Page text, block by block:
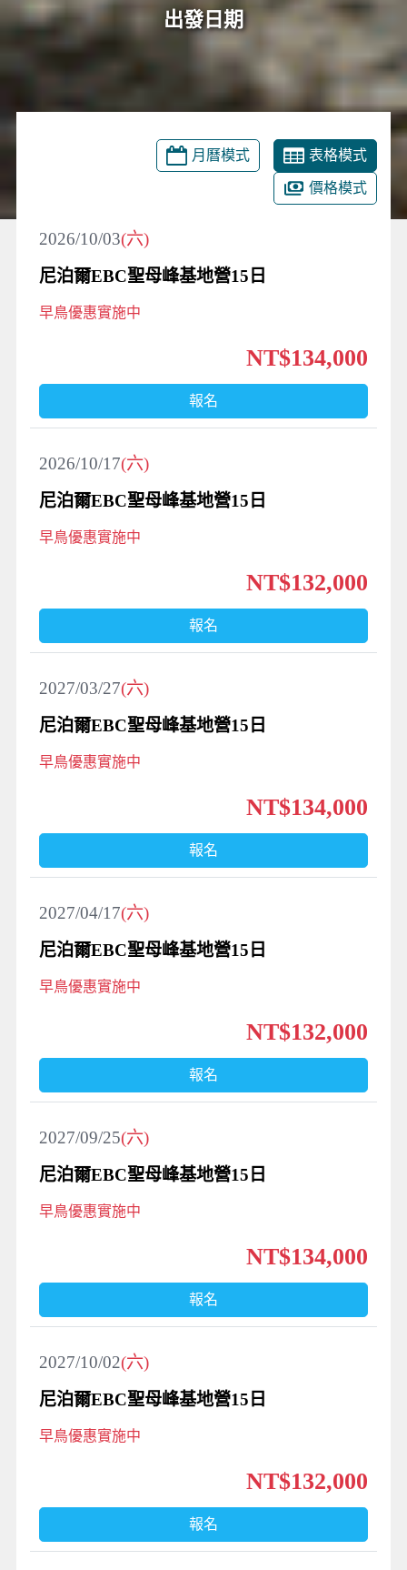
出發日期
月曆模式 表格模式
價格模式
2026/10/03(六)
尼泊爾EBC聖母峰基地營15日
早鳥優惠實施中
NT$134,000
報名
2026/10/17(六)
尼泊爾EBC聖母峰基地營15日
早鳥優惠實施中
NT$132,000
報名
2027/03/27(六)
尼泊爾EBC聖母峰基地營15日
早鳥優惠實施中
NT$134,000
報名
2027/04/17(六)
尼泊爾EBC聖母峰基地營15日
早鳥優惠實施中
NT$132,000
報名
2027/09/25(六)
尼泊爾EBC聖母峰基地營15日
早鳥優惠實施中
NT$134,000
報名
2027/10/02(六)
尼泊爾EBC聖母峰基地營15日
早鳥優惠實施中
NT$132,000
報名